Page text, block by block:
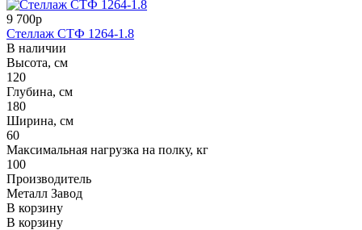
9 700р
Стеллаж СТФ 1264-1.8
В наличии
Высота, см
120
Глубина, см
180
Ширина, см
60
Максимальная нагрузка на полку, кг
100
Производитель
Металл Завод
В корзину
В корзину